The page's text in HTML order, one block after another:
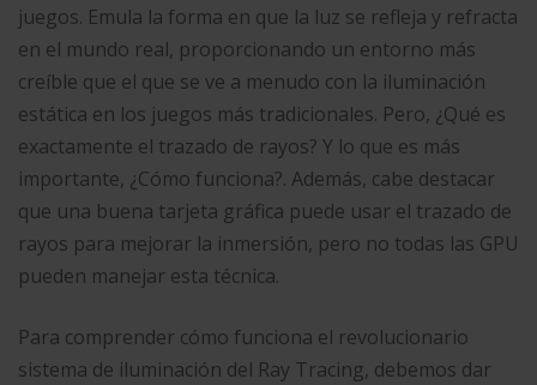
juegos. Emula la forma en que la luz se refleja y refracta
en el mundo real, proporcionando un entorno más
creíble que el que se ve a menudo con la iluminación
estática en los juegos más tradicionales. Pero, ¿Qué es
exactamente el trazado de rayos? Y lo que es más
importante, ¿Cómo funciona?. Además, cabe destacar
que una buena tarjeta gráfica puede usar el trazado de
rayos para mejorar la inmersión, pero no todas las GPU
pueden manejar esta técnica.
Para comprender cómo funciona el revolucionario
sistema de iluminación del Ray Tracing, debemos dar